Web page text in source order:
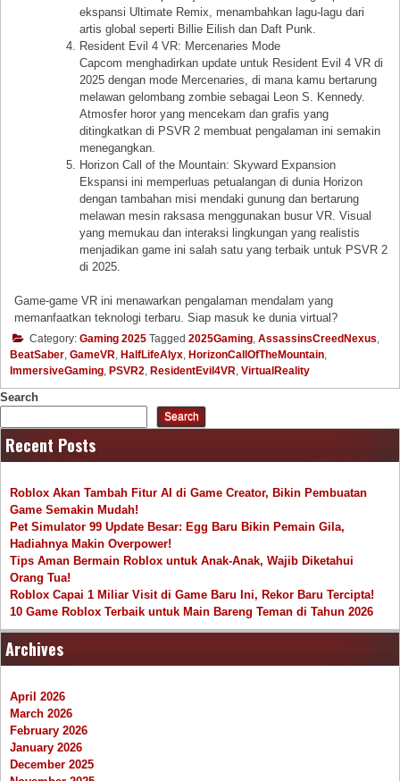
ekspansi Ultimate Remix, menambahkan lagu-lagu dari
artis global seperti Billie Eilish dan Daft Punk.
Resident Evil 4 VR: Mercenaries Mode
Capcom menghadirkan update untuk Resident Evil 4 VR di
2025 dengan mode Mercenaries, di mana kamu bertarung
melawan gelombang zombie sebagai Leon S. Kennedy.
Atmosfer horor yang mencekam dan grafis yang
ditingkatkan di PSVR 2 membuat pengalaman ini semakin
menegangkan.
Horizon Call of the Mountain: Skyward Expansion
Ekspansi ini memperluas petualangan di dunia Horizon
dengan tambahan misi mendaki gunung dan bertarung
melawan mesin raksasa menggunakan busur VR. Visual
yang memukau dan interaksi lingkungan yang realistis
menjadikan game ini salah satu yang terbaik untuk PSVR 2
di 2025.
Game-game VR ini menawarkan pengalaman mendalam yang
memanfaatkan teknologi terbaru. Siap masuk ke dunia virtual?
Category: Gaming 2025 Tagged 2025Gaming AssassinsCreedNexus
BeatSaber GameVR HalfLifeAlyx HorizonCallOfTheMountain
ImmersiveGaming PSVR2 ResidentEvil4VR VirtualReality
Search
Search
Recent Posts
Roblox Akan Tambah Fitur AI di Game Creator, Bikin Pembuatan
Game Semakin Mudah!
Pet Simulator 99 Update Besar: Egg Baru Bikin Pemain Gila,
Hadiahnya Makin Overpower!
Tips Aman Bermain Roblox untuk Anak-Anak, Wajib Diketahui
Orang Tua!
Roblox Capai 1 Miliar Visit di Game Baru Ini, Rekor Baru Tercipta!
10 Game Roblox Terbaik untuk Main Bareng Teman di Tahun 2026
Archives
April 2026
March 2026
February 2026
January 2026
December 2025